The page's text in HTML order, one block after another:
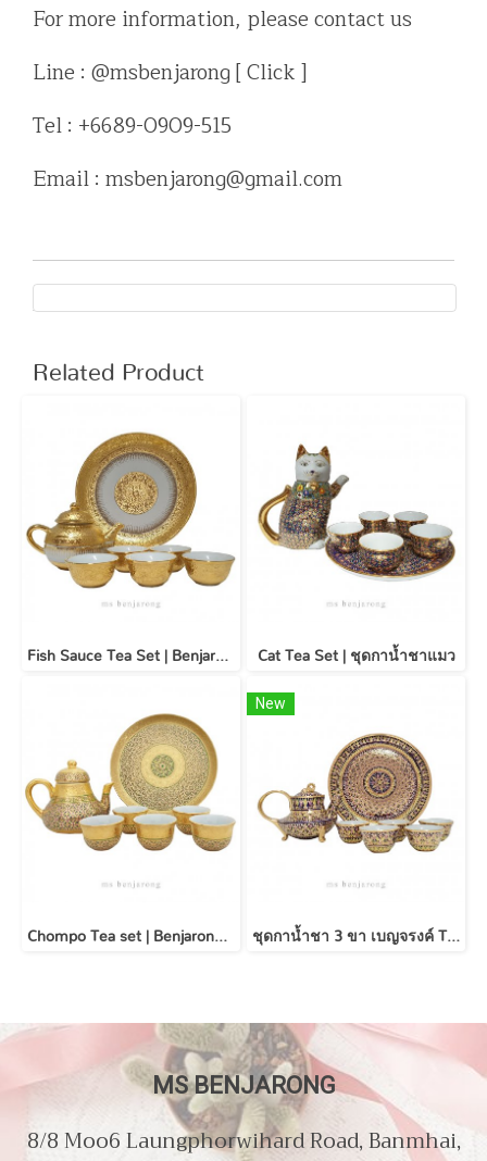
For more information, please contact us
Line : @msbenjarong [ Click ]
Tel : +6689-0909-515
Email : msbenjarong@gmail.com
Related Product
Fish Sauce Tea Set | Benjarong | Gold Cat Tea Set | ชุดกาน้ำชาแมว
Chompo Tea set | Benjarong | Gold กาชมพู่เบญจรงค์ ผสมทองนูน
New
ชุดกาน้ำชา 3 ขา เบญจรงค์ Three Legs Tea Set
MS BENJARONG
8/8 Moo6 Laungphorwihard Road, Banmhai,